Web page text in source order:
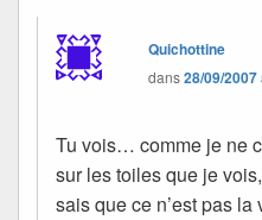
Quichottine
dans28/09/2007
Tu vois… comme je ne
sur les toiles que je
sais que ce n’est pas la